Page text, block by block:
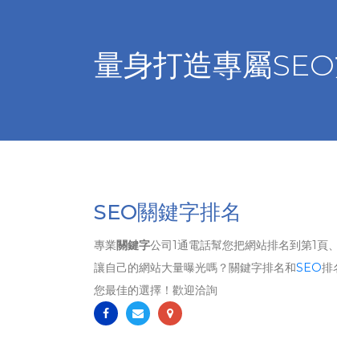
量身打造專屬
SEO關鍵字排名
專業關鍵字公司1通電話幫您把網站排名到第1頁
讓自己的網站大量曝光嗎？關鍵字排名和SEO排
您最佳的選擇！歡迎洽詢